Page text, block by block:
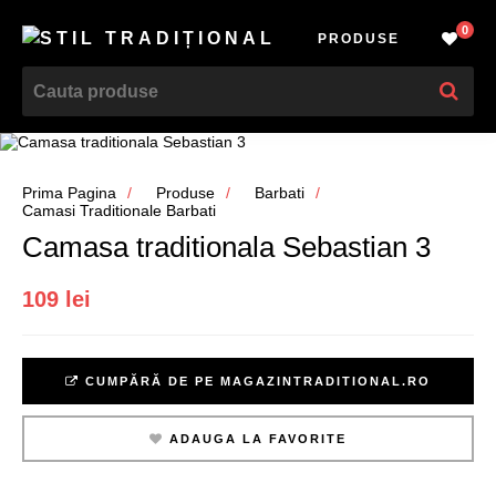
PRODUSE
0
Prima Pagina Produse
Barbati
Camasi Traditionale Barbati
Camasa traditionala Sebastian 3
109 lei
CUMPĂRĂ DE PE MAGAZINTRADITIONAL.RO
ADAUGA LA FAVORITE